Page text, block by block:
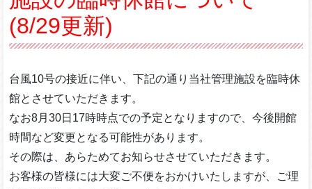
(8/29更新)
台風10号の接近に伴い、下記の通り当社管理施設を臨時休
館とさせていただきます。
なお8月30日17時時点での予定となりますので、今後開館
時間など変更となる可能性があります。
その際は、あらためてお知らせさせていただきます。
お客様の皆様には大変ご不便をおかけいたしますが、ご理